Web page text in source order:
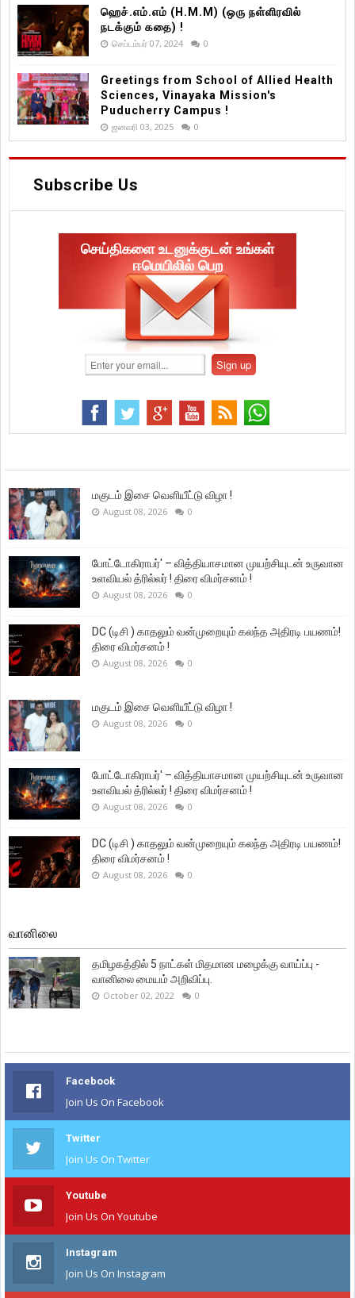
ஹெச்.எம்.எம் (H.M.M) (ஒரு நள்ளிரவில்
நடக்கும் கதை) !
செப்டம்பர் 07, 2024 0
Greetings from School of Allied Health
Sciences, Vinayaka Mission's
Puducherry Campus !
ஜனவரி 03, 2025 0
Subscribe Us
செய்திகளை உடனுக்குடன் உங்கள்
ஈமெயிலில் பெற
மகுடம் இசை வெளியீட்டு விழா !
August 08, 2026 0
போட்டோகிராபர்' – வித்தியாசமான முயற்சியுடன் உருவான
உளவியல் த்ரில்லர் ! திரை விமர்சனம் !
August 08, 2026 0
DC (டிசி ) காதலும் வன்முறையும் கலந்த அதிரடி பயணம்!
திரை விமர்சனம் !
August 08, 2026 0
மகுடம் இசை வெளியீட்டு விழா !
August 08, 2026 0
போட்டோகிராபர்' – வித்தியாசமான முயற்சியுடன் உருவான
உளவியல் த்ரில்லர் ! திரை விமர்சனம் !
August 08, 2026 0
DC (டிசி ) காதலும் வன்முறையும் கலந்த அதிரடி பயணம்!
திரை விமர்சனம் !
August 08, 2026 0
வானிலை
தமிழகத்தில் 5 நாட்கள் மிதமான மழைக்கு வாய்ப்பு -
வானிலை மையம் அறிவிப்பு.
October 02, 2022 0
Facebook
Join Us On Facebook
Twitter
Join Us On Twitter
Youtube
Join Us On Youtube
Instagram
Join Us On Instagram